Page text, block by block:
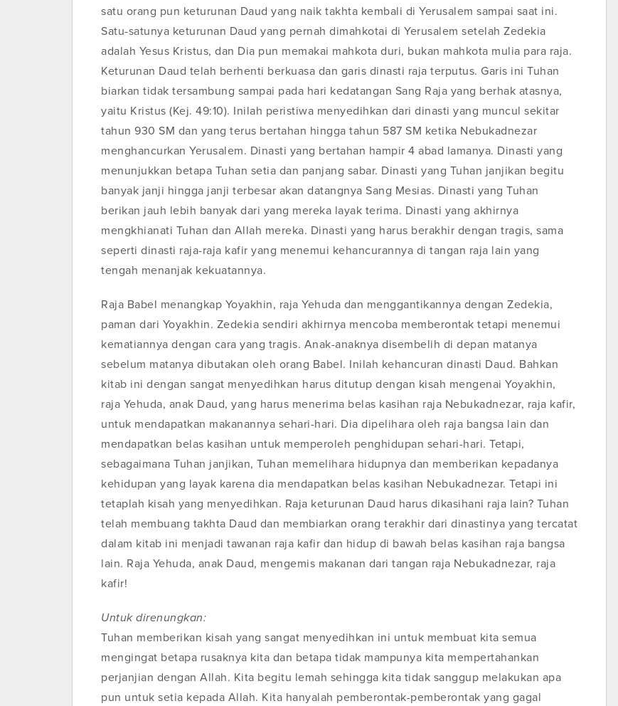
satu orang pun keturunan Daud yang naik takhta kembali di Yerusalem sampai saat ini.
Satu-satunya keturunan Daud yang pernah dimahkotai di Yerusalem setelah Zedekia
adalah Yesus Kristus, dan Dia pun memakai mahkota duri, bukan mahkota mulia para raja.
Keturunan Daud telah berhenti berkuasa dan garis dinasti raja terputus. Garis ini Tuhan
biarkan tidak tersambung sampai pada hari kedatangan Sang Raja yang berhak atasnya,
yaitu Kristus (Kej. 49:10). Inilah peristiwa menyedihkan dari dinasti yang muncul sekitar
tahun 930 SM dan yang terus bertahan hingga tahun 587 SM ketika Nebukadnezar
menghancurkan Yerusalem. Dinasti yang bertahan hampir 4 abad lamanya. Dinasti yang
menunjukkan betapa Tuhan setia dan panjang sabar. Dinasti yang Tuhan janjikan begitu
banyak janji hingga janji terbesar akan datangnya Sang Mesias. Dinasti yang Tuhan
berikan jauh lebih banyak dari yang mereka layak terima. Dinasti yang akhirnya
mengkhianati Tuhan dan Allah mereka. Dinasti yang harus berakhir dengan tragis, sama
seperti dinasti raja-raja kafir yang menemui kehancurannya di tangan raja lain yang
tengah menanjak kekuatannya.
Raja Babel menangkap Yoyakhin, raja Yehuda dan menggantikannya dengan Zedekia,
paman dari Yoyakhin. Zedekia sendiri akhirnya mencoba memberontak tetapi menemui
kematiannya dengan cara yang tragis. Anak-anaknya disembelih di depan matanya
sebelum matanya dibutakan oleh orang Babel. Inilah kehancuran dinasti Daud. Bahkan
kitab ini dengan sangat menyedihkan harus ditutup dengan kisah mengenai Yoyakhin,
raja Yehuda, anak Daud, yang harus menerima belas kasihan raja Nebukadnezar, raja kafir,
untuk mendapatkan makanannya sehari-hari. Dia dipelihara oleh raja bangsa lain dan
mendapatkan belas kasihan untuk memperoleh penghidupan sehari-hari. Tetapi,
sebagaimana Tuhan janjikan, Tuhan memelihara hidupnya dan memberikan kepadanya
kehidupan yang layak karena dia mendapatkan belas kasihan Nebukadnezar. Tetapi ini
tetaplah kisah yang menyedihkan. Raja keturunan Daud harus dikasihani raja lain? Tuhan
telah membuang takhta Daud dan membiarkan orang terakhir dari dinastinya yang tercatat
dalam kitab ini menjadi tawanan raja kafir dan hidup di bawah belas kasihan raja bangsa
lain. Raja Yehuda, anak Daud, mengemis makanan dari tangan raja Nebukadnezar, raja
kafir!
Untuk direnungkan:
Tuhan memberikan kisah yang sangat menyedihkan ini untuk membuat kita semua
mengingat betapa rusaknya kita dan betapa tidak mampunya kita mempertahankan
perjanjian dengan Allah. Kita begitu lemah sehingga kita tidak sanggup melakukan apa
pun untuk setia kepada Allah. Kita hanyalah pemberontak-pemberontak yang gagal